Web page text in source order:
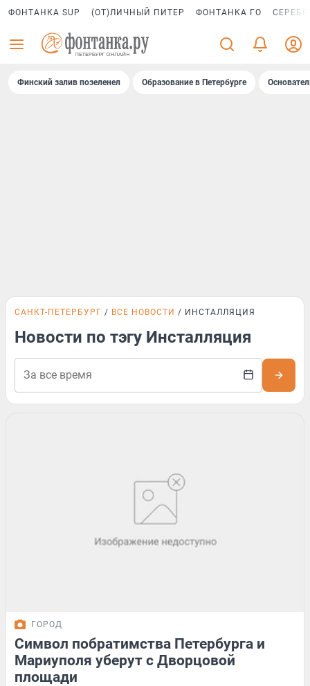
ФОНТАНКА SUP (ОТ)ЛИЧНЫЙ ПИТЕР ФОНТАНКА ГО
Финский залив позеленел Образование в Петербурге
САНКТ-ПЕТЕРБУРГ ВСЕ НОВОСТИ ИНСТАЛЛЯЦИЯ
Новости по тэгу Инсталляция
ГОРОД
Символ побратимства Петербурга и
Мариуполя уберут с Дворцовой
площади